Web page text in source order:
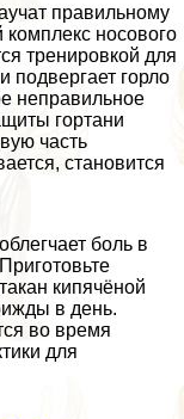
правильному
носового
тренировкой для
подвергает горло
неправильное
гортани
часть
становится
боль в
кипячёной
в день.
во время
для